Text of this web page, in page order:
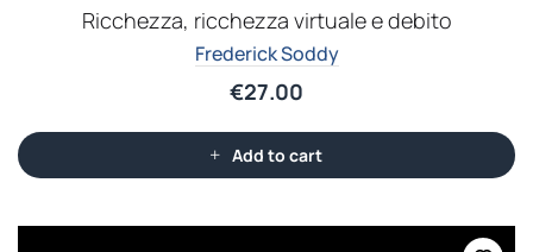
Ricchezza, ricchezza virtuale e debito
Frederick Soddy
€27.00
Add to cart